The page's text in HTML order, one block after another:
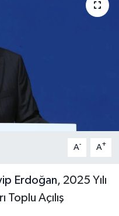
A- A+
Erdoğan, 2025 Yılı
Toplu Açılış